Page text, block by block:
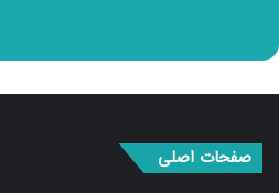
صفحات اصلی